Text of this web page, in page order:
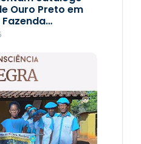
Ouro Preto em
Fazenda…